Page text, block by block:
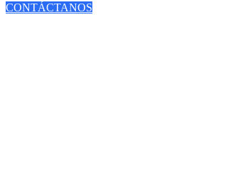
CONTÁCTANOS